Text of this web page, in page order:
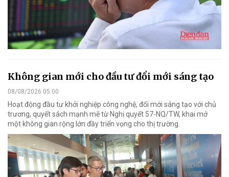
Không gian mới cho đầu tư đổi mới sáng tạo
08/08/2026 05:00
Hoạt động đầu tư khởi nghiệp công nghệ, đổi mới sáng tạo với chủ
trương, quyết sách mạnh mẽ từ Nghị quyết 57-NQ/TW, khai mở
một không gian rộng lớn đầy triển vọng cho thị trường.